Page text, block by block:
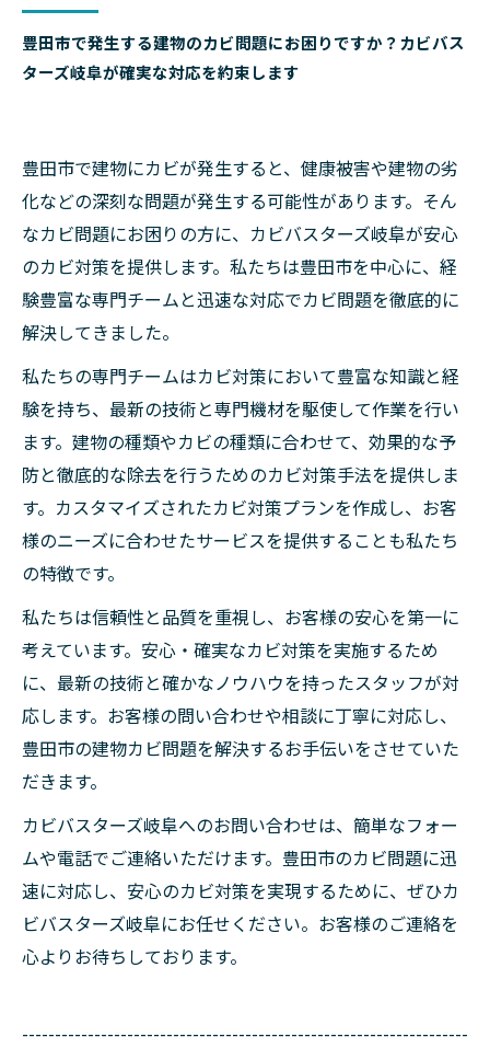
豊田市で発生する建物のカビ問題にお困りですか？カビバス
ターズ岐阜が確実な対応を約束します
豊田市で建物にカビが発生すると、健康被害や建物の劣
化などの深刻な問題が発生する可能性があります。そん
なカビ問題にお困りの方に、カビバスターズ岐阜が安心
のカビ対策を提供します。私たちは豊田市を中心に、経
験豊富な専門チームと迅速な対応でカビ問題を徹底的に
解決してきました。
私たちの専門チームはカビ対策において豊富な知識と経
験を持ち、最新の技術と専門機材を駆使して作業を行い
ます。建物の種類やカビの種類に合わせて、効果的な予
防と徹底的な除去を行うためのカビ対策手法を提供しま
す。カスタマイズされたカビ対策プランを作成し、お客
様のニーズに合わせたサービスを提供することも私たち
の特徴です。
私たちは信頼性と品質を重視し、お客様の安心を第一に
考えています。安心・確実なカビ対策を実施するため
に、最新の技術と確かなノウハウを持ったスタッフが対
応します。お客様の問い合わせや相談に丁寧に対応し、
豊田市の建物カビ問題を解決するお手伝いをさせていた
だきます。
カビバスターズ岐阜へのお問い合わせは、簡単なフォー
ムや電話でご連絡いただけます。豊田市のカビ問題に迅
速に対応し、安心のカビ対策を実現するために、ぜひカ
ビバスターズ岐阜にお任せください。お客様のご連絡を
心よりお待ちしております。
--------------------------------------------------------------------